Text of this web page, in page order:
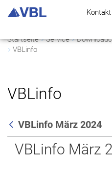
Kontakt
Startseite Service
VBLinfo
VBLinfo
Zurück
VBLinfo März 2024
VBLinfo März